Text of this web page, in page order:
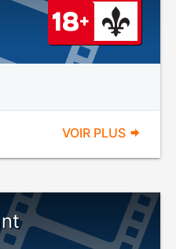
VOIR PLUS